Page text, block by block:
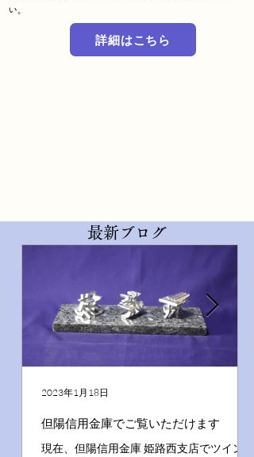
い。
詳細はこちら
​最新ブログ
但陽信用金庫でご覧いただけます
現在、但陽信用金庫 姫路西支店でツインオ
2023年1月18日